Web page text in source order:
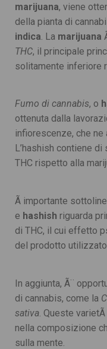
marijuana, viene
della pianta di
indica. La marijuana
THC, il principale
solitamente inferiore
Fumo di cannabis, o
ottenuta dalla
infiorescenze, che ne
L’hashish contiene
THC rispetto alla
Ã importante
e hashish riguarda
di THC, il cui effetto
del prodotto
In aggiunta, Ã¨
di cannabis, come la
sativa . Queste
nella composizione
sulla mente.